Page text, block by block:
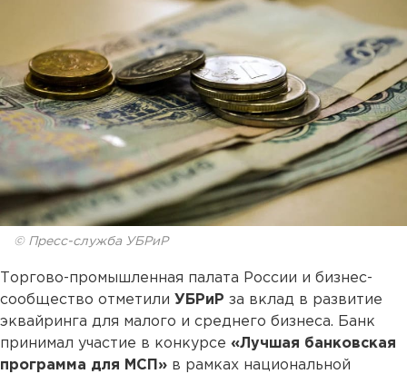
© Пресс-служба УБРиР
Торгово-промышленная палата России и бизнес-
сообщество отметили УБРиР за вклад в развитие
эквайринга для малого и среднего бизнеса. Банк
принимал участие в конкурсе «Лучшая банковская
программа для МСП» в рамках национальной